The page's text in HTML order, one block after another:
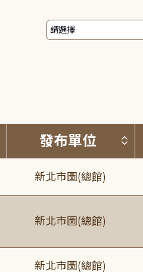
標題排序 (升降冪)
發布單位 按
新北市圖(總館)
新北市圖(總館)
新北市圖(總館)